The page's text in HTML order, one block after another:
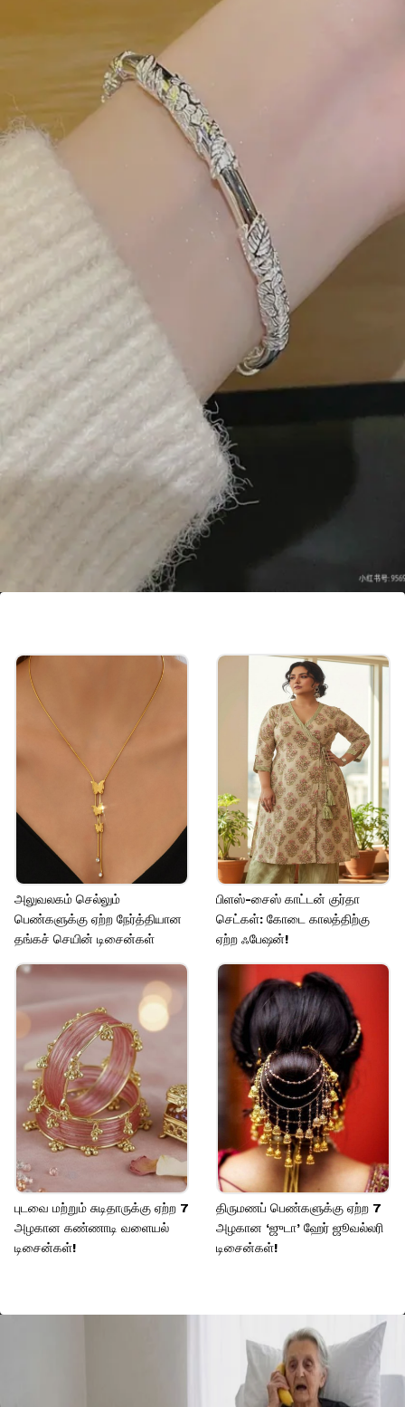
பார்ப்பதற்கு மிகவும் பிரீமியமாக இருக்கும்.
அகலமான இந்த கடா பிரேஸ்லெட்
கைகளுக்கு நிறைவான, அரச குடும்பத்து
கம்பீர தோற்றத்தைத் தரும். இது அனைத்து
ஆடைகளுக்கும் பிரமாதமாகப் பொருந்தும்.
Image credits: Pinterest
அலுவலகம் செல்லும்
பெண்களுக்கு ஏற்ற நேர்த்தியான
தங்கச் செயின் டிசைன்கள்
பிளஸ்-சைஸ் காட்டன் குர்தா
செட்கள்: கோடை காலத்திற்கு
ஏற்ற ஃபேஷன்!
புடவை மற்றும் சுடிதாருக்கு ஏற்ற 7
அழகான கண்ணாடி வளையல்
டிசைன்கள்!
திருமணப் பெண்களுக்கு ஏற்ற 7
அழகான ‘ஜுடா’ ஹேர் ஜூவல்லரி
டிசைன்கள்!